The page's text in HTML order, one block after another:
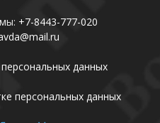
+7-8443-777-020
данных
персональных данных